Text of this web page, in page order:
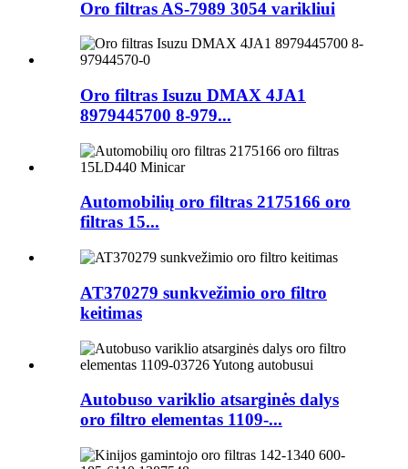
Oro filtras AS-7989 3054 varikliui
Oro filtras Isuzu DMAX 4JA1
8979445700 8-979...
Automobilių oro filtras 2175166 oro
filtras 15...
AT370279 sunkvežimio oro filtro
keitimas
Autobuso variklio atsarginės dalys
oro filtro elementas 1109-...